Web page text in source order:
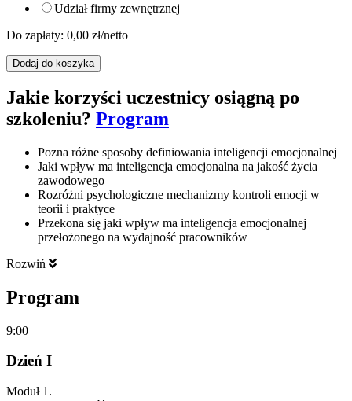
Udział firmy zewnętrznej
Do zapłaty: 0,00 zł/netto
Dodaj do koszyka
Jakie korzyści uczestnicy osiągną po
szkoleniu? Program
Pozna różne sposoby definiowania inteligencji emocjonalnej
Jaki wpływ ma inteligencja emocjonalna na jakość życia
zawodowego
Rozróżni psychologiczne mechanizmy kontroli emocji w
teorii i praktyce
Przekona się jaki wpływ ma inteligencja emocjonalnej
przełożonego na wydajność pracowników
Rozwiń
Program
9:00
Dzień I
Moduł 1.